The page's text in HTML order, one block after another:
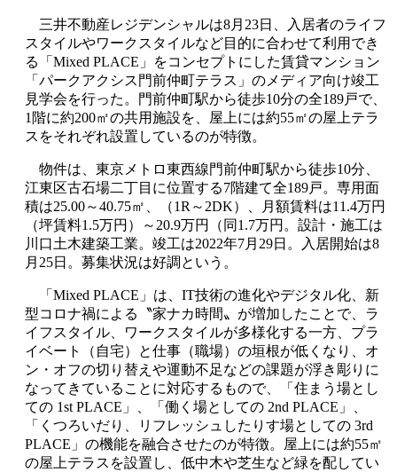
三井不動産レジデンシャルは8月 23日、入居者のライフ
スタイルやワークスタイルなど目的に合わせて利用でき
る「 Mixed PLACE 」をコンセプトにした賃貸マンション
「パークアクシス門前仲町テラス」のメディア向け竣工
見学会を行った。門前仲町駅から徒歩10分の全189戸で、
1 階に約200㎡の共用施設を、屋上には約55㎡の屋上テラ
スをそれぞれ設置しているのが特徴。
物件は、東京メトロ東西線門前仲町駅から徒歩10分、
江東区古石場二丁目に位置する7階建て全189戸。専用面
積は25.00～40.75㎡、（1R ～ 2DK）、月額賃料は11.4万円
（坪賃料1.5万円）～ 20.9万円（同 1.7万円。設計・施工は
川口土木建築工業。竣工は2022年7月 29日。入居開始は8
月 25日。募集状況は好調という。
「 Mixed PLACE 」は、 IT技術の進化やデジタル化、新
型コロナ禍による〝家ナカ時間〟が増加したことで、ラ
イフスタイル、ワークスタイルが多様化する一方、プラ
イベート（自宅）と仕事（職場）の垣根が低くなり、オ
ン・オフの切り替えや運動不足などの課題が浮き彫りに
なってきていることに対応するもので、「住まう場とし
ての 1st PLACE 」、「働く場としての 2nd PLACE 」、
「くつろいだり、リフレッシュしたりす場としての 3rd
PLACE 」の機能を融合させたのが特徴。屋上には約55㎡
の屋上テラスを設置し、低中木や芝生など緑を配してい